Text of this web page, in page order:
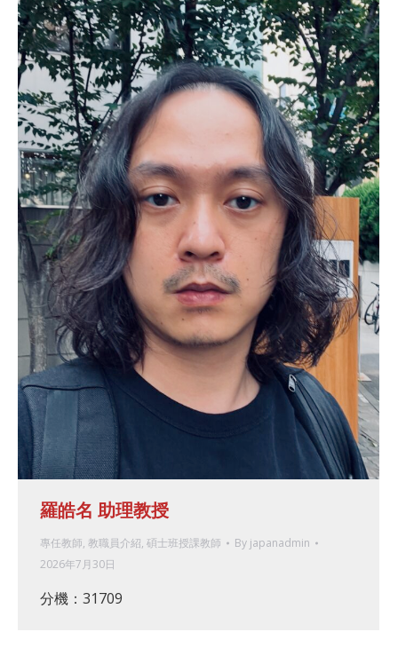
羅皓名 助理教授
專任教師, 教職員介紹, 碩士班授課教師 By japanadmin
2026年7月30日
分機：31709